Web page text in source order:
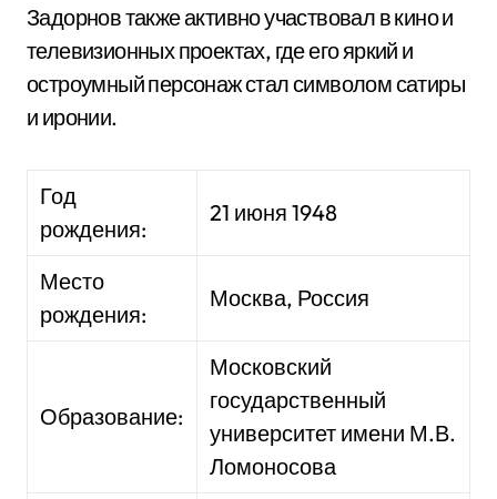
Задорнов также активно участвовал в кино и
телевизионных проектах, где его яркий и
остроумный персонаж стал символом сатиры
и иронии.
Год
рождения:
21 июня 1948
Место
рождения:
Москва, Россия
Образование:
Московский
государственный
университет имени М.В.
Ломоносова